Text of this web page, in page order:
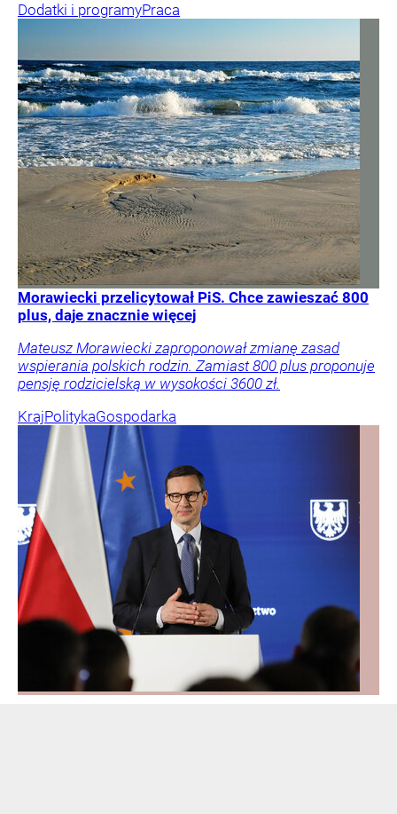
Dodatki i programyPraca
Morawiecki przelicytował PiS. Chce zawieszać 800
plus, daje znacznie więcej
Mateusz Morawiecki zaproponował zmianę zasad
wspierania polskich rodzin. Zamiast 800 plus proponuje
pensję rodzicielską w wysokości 3600 zł.
KrajPolitykaGospodarka